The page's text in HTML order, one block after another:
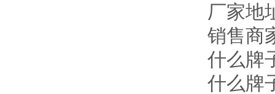
厂家地
销售商
什么牌
什么牌